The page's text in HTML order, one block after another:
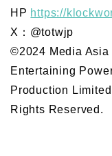
HP https://
X：@totwjp
©2024 Media Asia
Entertaining
Production
Rights Reserved.